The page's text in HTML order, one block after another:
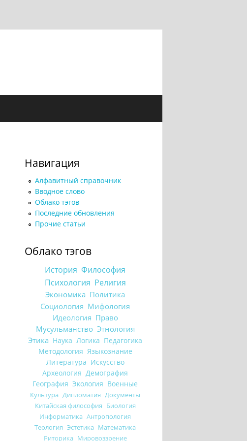
Навигация
Алфавитный справочник
Вводное слово
Облако тэгов
Последние обновления
Прочие статьи
Облако тэгов
История Философия
Психология Религия
Экономика Политика
Социология Мифология
Идеология Право
Мусульманство Этнология
Этика Наука Логика Педагогика
Методология Языкознание
Литература Искусство
Археология Демография
География Экология Военные
Культура Дипломатия Документы
Китайская философия Биология
Информатика Антропология
Теология Эстетика Математика
Риторика Мировоззрение